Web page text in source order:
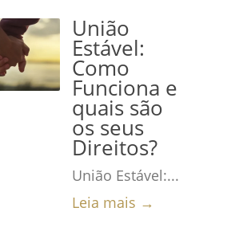
União
Estável:
Como
Funciona e
quais são
os seus
Direitos?
União Estável:...
Leia mais →